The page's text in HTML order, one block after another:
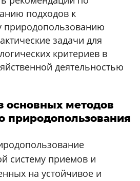
подходов к
природопользованию
задачи для
критериев в
деятельностью
основных методов
природопользования
систему приемов и
на устойчивое и